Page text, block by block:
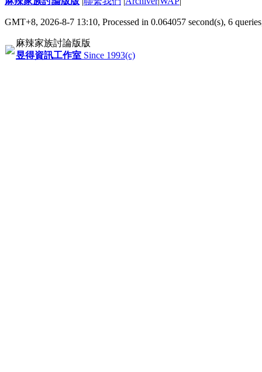
GMT+8, 2026-8-7 13:10, Processed in 0.064057 second(s), 6
麻辣家族討論版版
昱得資訊工作室 Since 1993(c)